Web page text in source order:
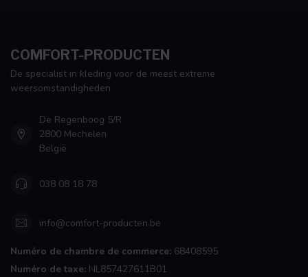
COMFORT-PRODUCTEN
De specialist in kleding voor de meest extreme
weersomstandigheden
De Regenboog 5/R
2800 Mechelen
België
038 08 18 78
info@comfort-producten.be
Numéro de chambre de commerce: 68408595
Numéro de taxe: NL857427611B01